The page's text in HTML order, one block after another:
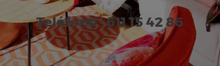
Teléfono · 611 15 42 86